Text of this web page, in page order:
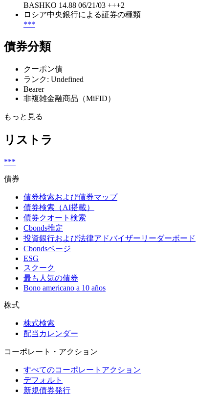
BASHKO 14.88 06/21/03 +++2
ロシア中央銀行による証券の種類
***
債券分類
クーポン債
ランク: Undefined
Bearer
非複雑金融商品（MiFID）
もっと見る
リストラ
***
債券
債券検索および債券マップ
債券検索（AI搭載）
債券クオート検索
Cbonds推定
投資銀行および法律アドバイザーリーダーボード
Cbondsページ
ESG
スクーク
最も人気の債券
Bono americano a 10 años
株式
株式検索
配当カレンダー
コーポレート・アクション
すべてのコーポレートアクション
デフォルト
新規債券発行